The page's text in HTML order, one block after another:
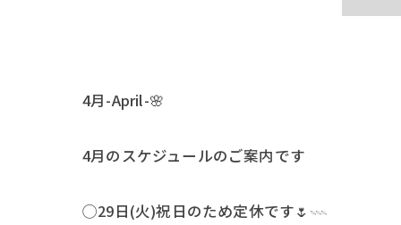
4月-April-🌸
4月のスケジュールのご案内です
◯29日(火)祝日のため定休です🌷𓇠